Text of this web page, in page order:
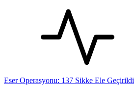
Eser Operasyonu: 137 Sikke Ele Geçirildi